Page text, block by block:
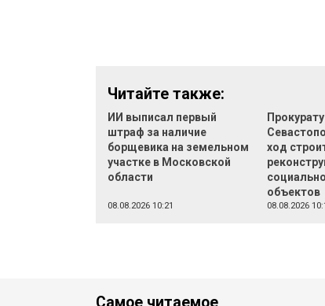
Читайте также:
ИИ выписал первый
штраф за наличие
борщевика на земельном
участке в Московской
области
08.08.2026 10:21
ход
объектов
08.08.2026